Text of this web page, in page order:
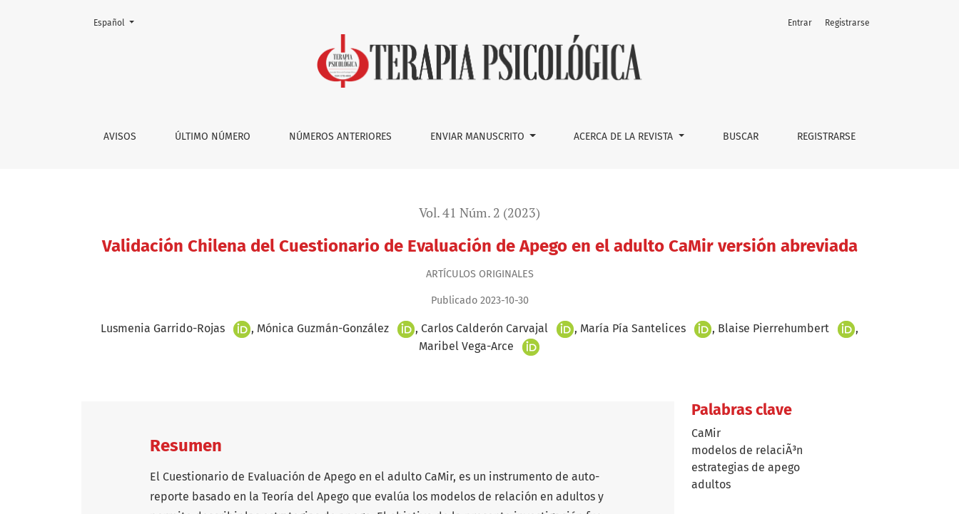
Validación Chilena del Cuestionario de Evaluación de Apego en el adulto CaMir versión abreviada
AVISOS ÚLTIMO NÚMERO NÚMEROS ANTERIORES ENVIAR MANUSCRITO ACERCA DE LA REVISTA BUSCAR REGISTRARSE
Entrar Registrarse
Cambiar el idioma. El actual es:
Español
Vol. 41 Núm. 2 (2023)
Validación Chilena del Cuestionario de Evaluación de Apego en el adulto CaMir versión abreviada
ARTÍ­CULOS ORIGINALES
Publicado 2023-10-30
Lusmenia Garrido-Rojas Mónica Guzmán-González Carlos Calderón Carvajal María Pía Santelices Blaise Pierrehumbert
Maribel Vega-Arce
Palabras clave
CaMir
modelos de relaciÃ³n
estrategias de apego
adultos
Resumen
El Cuestionario de Evaluación de Apego en el adulto CaMir, es un instrumento de auto-
reporte basado en la Teoría del Apego que evalúa los modelos de relación en adultos y